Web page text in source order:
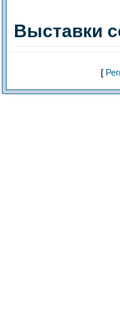
Выставки
[